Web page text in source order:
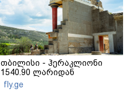
თბილისი - ჰერაკლიონი
1540.90 ლარიდან
fly.ge